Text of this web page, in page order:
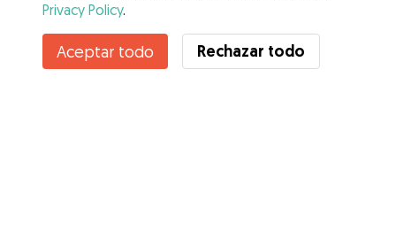
¿Conoces los Beneficios de Gudog? Ver más
Privacy Policy.
Aceptar todo Rechazar todo